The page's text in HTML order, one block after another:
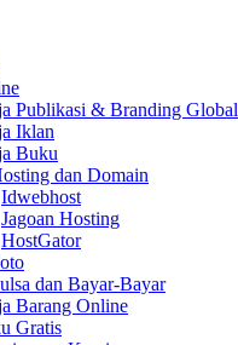
Publikasi & Branding Global
Iklan
Buku
dan Domain
Idwebhost
Jagoan Hosting
HostGator
dan Bayar-Bayar
Barang Online
Gratis